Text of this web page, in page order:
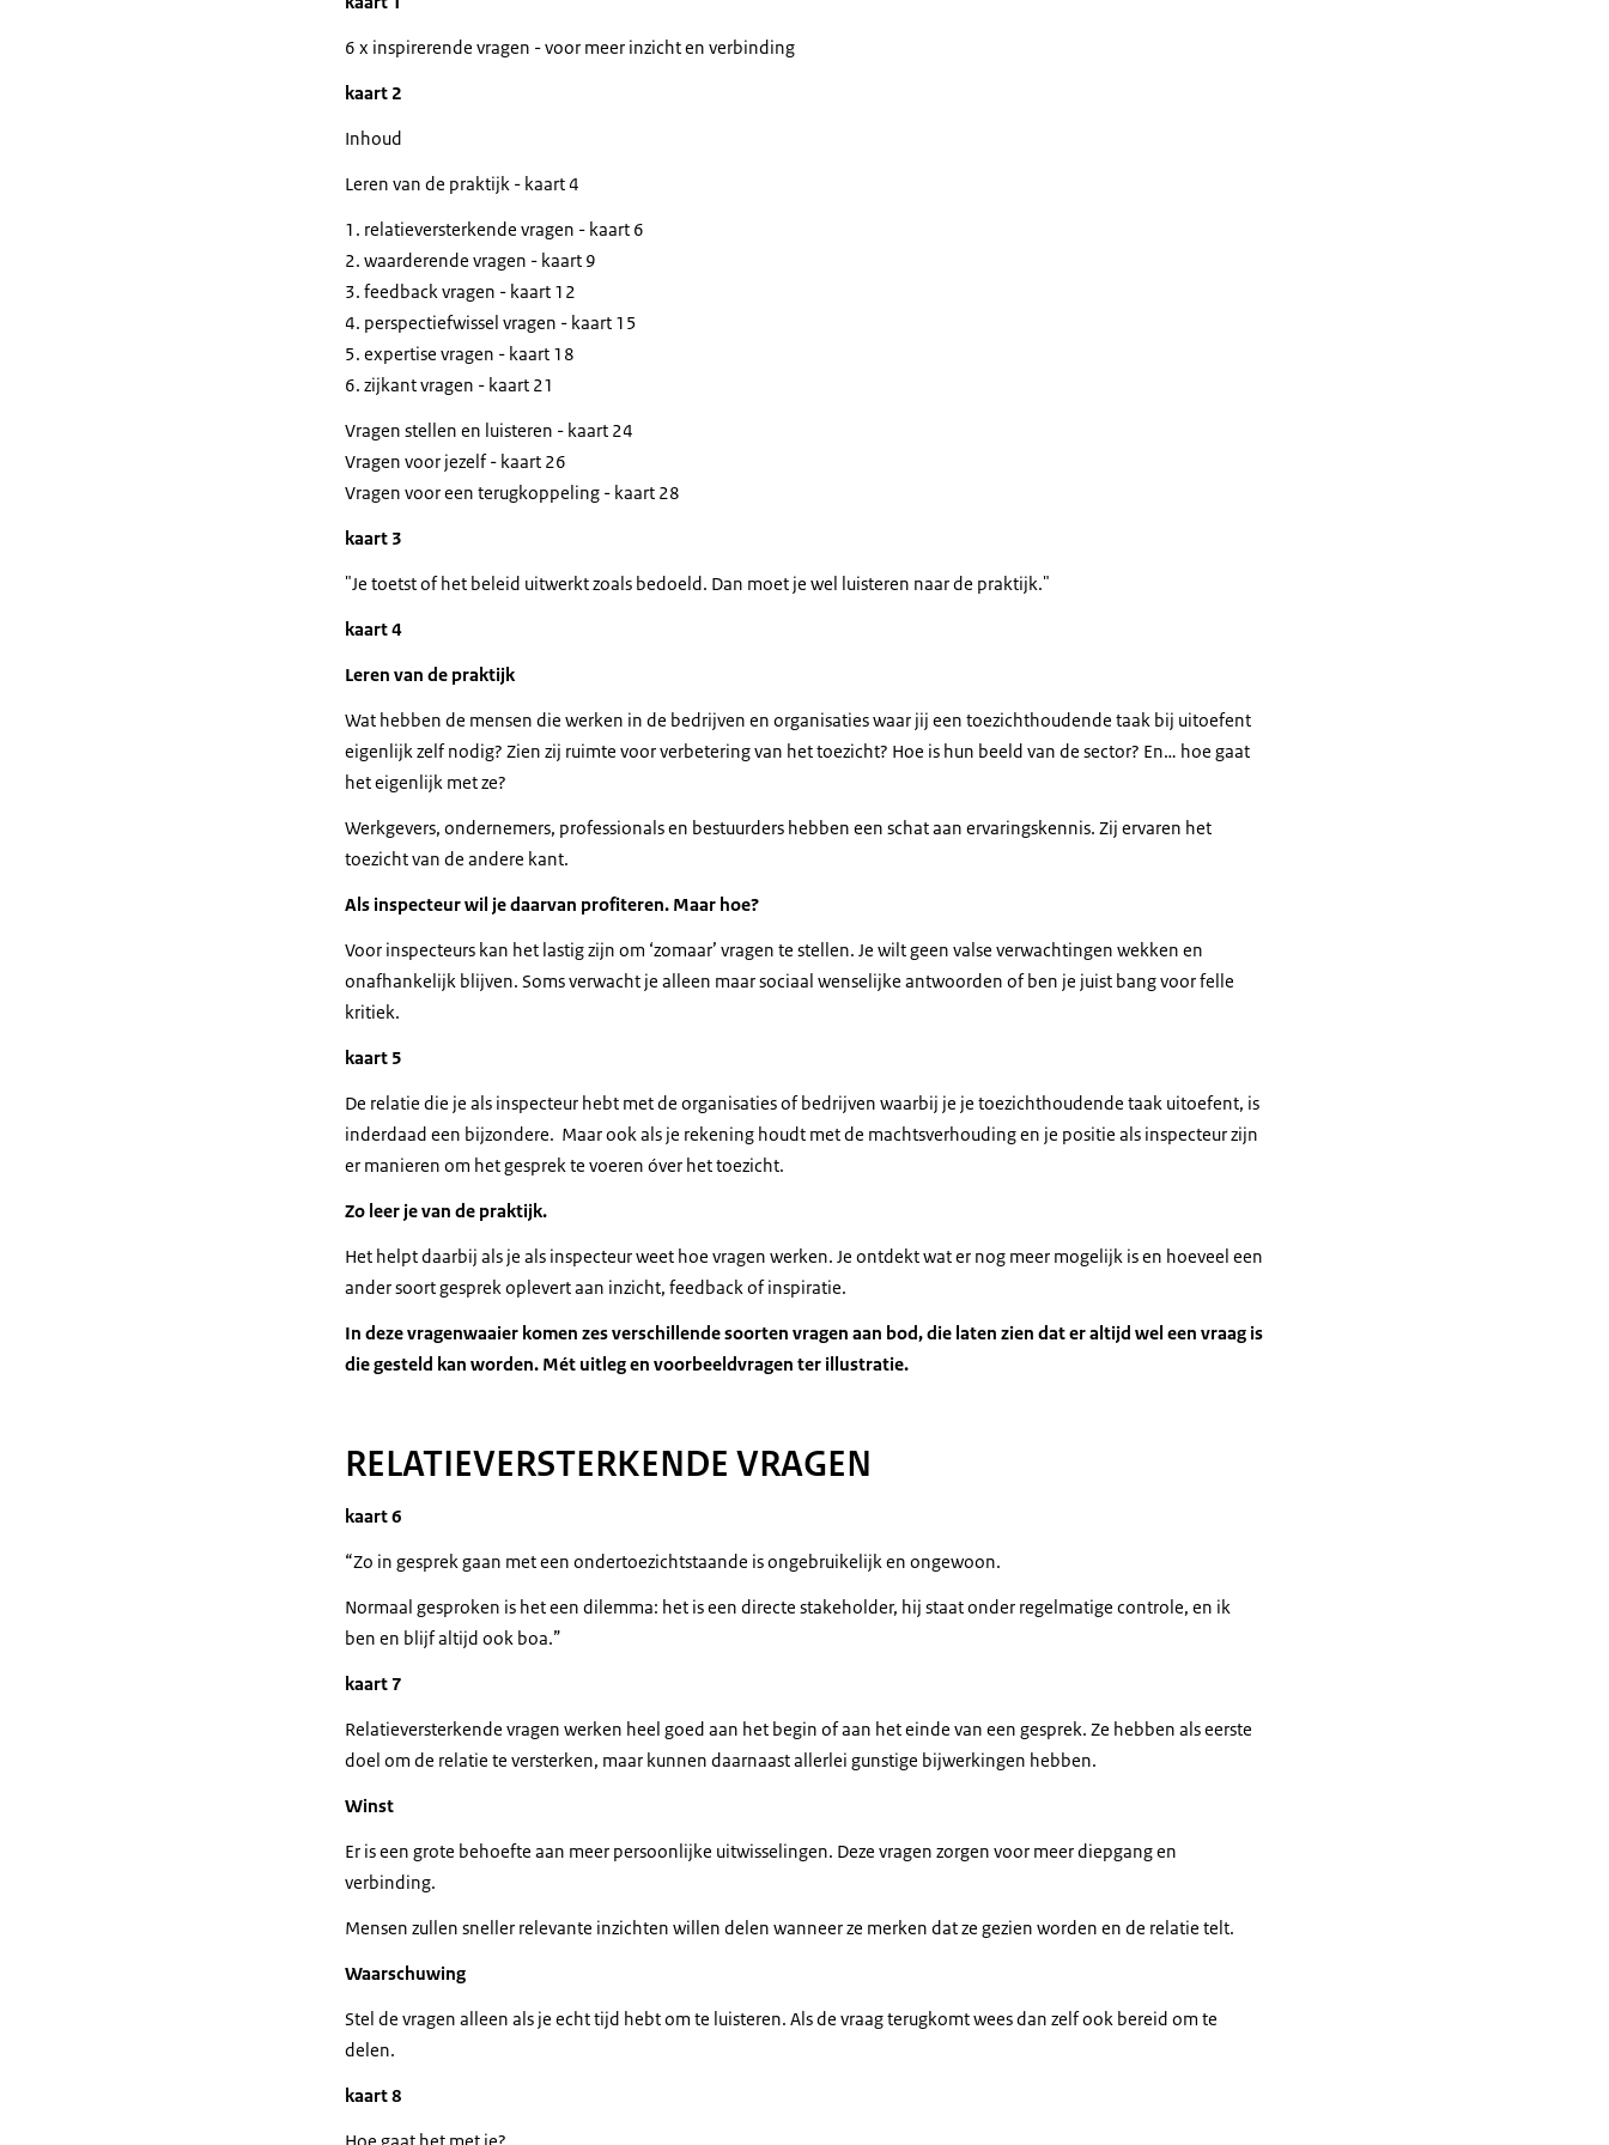
6 x inspirerende vragen - voor meer inzicht en verbinding
kaart 2
Inhoud
Leren van de praktijk - kaart 4
relatieversterkende vragen - kaart 6
waarderende vragen - kaart 9
feedback vragen - kaart 12
perspectiefwissel vragen - kaart 15
expertise vragen - kaart 18
zijkant vragen - kaart 21
Vragen stellen en luisteren - kaart 24
Vragen voor jezelf - kaart 26
Vragen voor een terugkoppeling - kaart 28
kaart 3
"Je toetst of het beleid uitwerkt zoals bedoeld. Dan moet je wel luisteren naar de praktijk."
kaart 4
Leren van de praktijk
Wat hebben de mensen die werken in de bedrijven en organisaties waar jij een toezichthoudende taak bij uitoefent
eigenlijk zelf nodig? Zien zij ruimte voor verbetering van het toezicht? Hoe is hun beeld van de sector? En… hoe gaat
het eigenlijk met ze?
Werkgevers, ondernemers, professionals en bestuurders hebben een schat aan ervaringskennis. Zij ervaren het
toezicht van de andere kant.
Als inspecteur wil je daarvan profiteren. Maar hoe?
Voor inspecteurs kan het lastig zijn om ‘zomaar’ vragen te stellen. Je wilt geen valse verwachtingen wekken en
onafhankelijk blijven. Soms verwacht je alleen maar sociaal wenselijke antwoorden of ben je juist bang voor felle
kritiek.
kaart 5
De relatie die je als inspecteur hebt met de organisaties of bedrijven waarbij je je toezichthoudende taak uitoefent, is
inderdaad een bijzondere. Maar ook als je rekening houdt met de machtsverhouding en je positie als inspecteur zijn
er manieren om het gesprek te voeren óver het toezicht.
Zo leer je van de praktijk.
Het helpt daarbij als je als inspecteur weet hoe vragen werken. Je ontdekt wat er nog meer mogelijk is en hoeveel een
ander soort gesprek oplevert aan inzicht, feedback of inspiratie.
In deze vragenwaaier komen zes verschillende soorten vragen aan bod, die laten zien dat er altijd wel een vraag is
die gesteld kan worden. Mét uitleg en voorbeeldvragen ter illustratie.
RELATIEVERSTERKENDE VRAGEN
kaart 6
“Zo in gesprek gaan met een ondertoezichtstaande is ongebruikelijk en ongewoon.
Normaal gesproken is het een dilemma: het is een directe stakeholder, hij staat onder regelmatige controle, en ik
ben en blijf altijd ook boa.”
kaart 7
Relatieversterkende vragen werken heel goed aan het begin of aan het einde van een gesprek. Ze hebben als eerste
doel om de relatie te versterken, maar kunnen daarnaast allerlei gunstige bijwerkingen hebben.
Winst
Er is een grote behoefte aan meer persoonlijke uitwisselingen. Deze vragen zorgen voor meer diepgang en
verbinding.
Mensen zullen sneller relevante inzichten willen delen wanneer ze merken dat ze gezien worden en de relatie telt.
Waarschuwing
Stel de vragen alleen als je echt tijd hebt om te luisteren. Als de vraag terugkomt wees dan zelf ook bereid om te
delen.
kaart 8